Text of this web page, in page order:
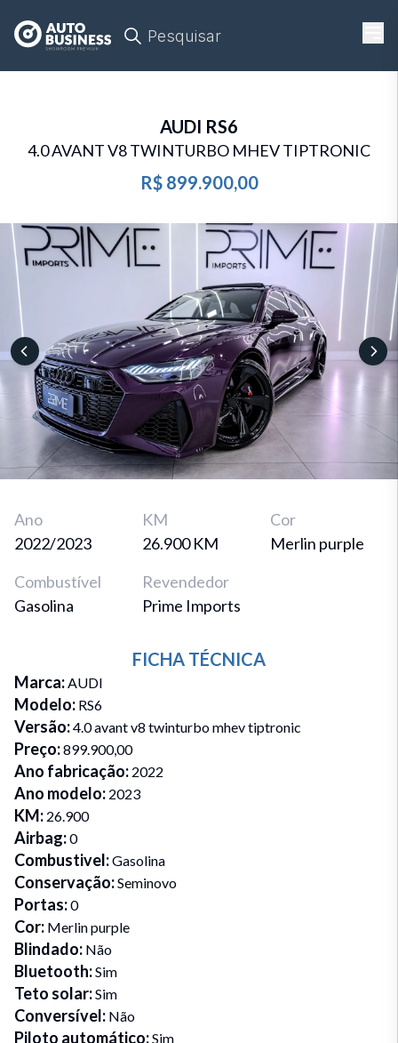
Pesquisar
AUDI RS6
4.0 AVANT V8 TWINTURBO MHEV TIPTRONIC
R$ 899.900,00
Ano
2022/2023
KM
26.900 KM
Cor
Merlin purple
Combustível
Gasolina
Revendedor
Prime Imports
FICHA TÉCNICA
Marca:AUDI
Modelo: RS6
Versão:4.0 avant v8 twinturbo mhev tiptronic
Preço:899.900,00
Ano fabricação: 2022
Ano modelo: 2023
KM: 26.900
Airbag:0
Combustivel:Gasolina
Conservação:Seminovo
Portas:0
Cor: Merlin purple
Blindado: Não
Bluetooth:Sim
Teto solar:Sim
Conversível: Não
Piloto automático:Sim